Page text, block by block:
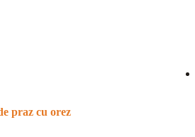
praz cu orez